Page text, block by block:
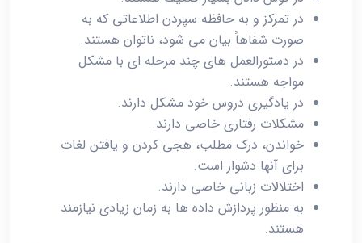
در تمرکز و به حافظه سپردن اطلاعاتی که به
صورت شفاهاً بیان می شود، ناتوان هستند.
در دستورالعمل های چند مرحله ای با مشکل
مواجه هستند.
در یادگیری دروس خود مشکل دارند.
مشکلات رفتاری خاصی دارند.
خواندن، درک مطلب، هجی کردن و یافتن لغات
برای آنها دشوار است.
اختلالات زبانی خاصی دارند.
به منظور پردازش داده ها به زمان زیادی نیازمند
هستند.